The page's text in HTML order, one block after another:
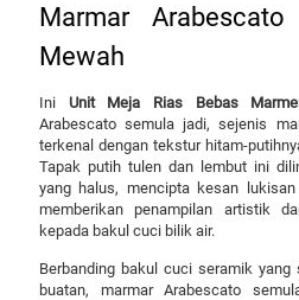
Marmar
Mewah
Ini Unit Meja Rias Bebas
Arabescato semula jadi, sejenis
terkenal dengan tekstur hitam-
Tapak putih tulen dan lembut ini
yang halus, mencipta kesan
memberikan penampilan artistik
kepada bakul cuci bilik air.
Berbanding bakul cuci seramik
buatan, marmar Arabescato